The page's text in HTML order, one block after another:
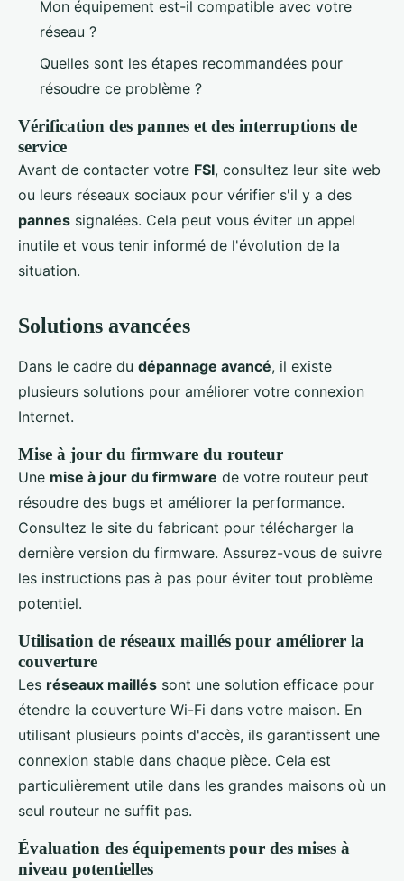
Mon équipement est-il compatible avec votre
réseau ?
Quelles sont les étapes recommandées pour
résoudre ce problème ?
Vérification des pannes et des interruptions de
service
Avant de contacter votre FSI, consultez leur site web
ou leurs réseaux sociaux pour vérifier s'il y a des
pannes signalées. Cela peut vous éviter un appel
inutile et vous tenir informé de l'évolution de la
situation.
Solutions avancées
Dans le cadre du dépannage avancé, il existe
plusieurs solutions pour améliorer votre connexion
Internet.
Mise à jour du firmware du routeur
Une mise à jour du firmware de votre routeur peut
résoudre des bugs et améliorer la performance.
Consultez le site du fabricant pour télécharger la
dernière version du firmware. Assurez-vous de suivre
les instructions pas à pas pour éviter tout problème
potentiel.
Utilisation de réseaux maillés pour améliorer la
couverture
Les réseaux maillés sont une solution efficace pour
étendre la couverture Wi-Fi dans votre maison. En
utilisant plusieurs points d'accès, ils garantissent une
connexion stable dans chaque pièce. Cela est
particulièrement utile dans les grandes maisons où un
seul routeur ne suffit pas.
Évaluation des équipements pour des mises à
niveau potentielles